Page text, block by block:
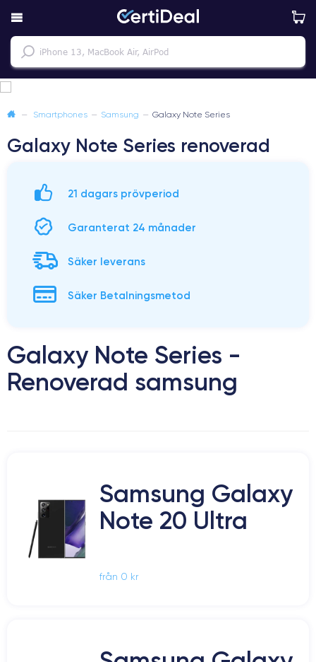
— Smartphones — Samsung — Galaxy Note Series
Galaxy Note Series renoverad
21 dagars prövperiod
Garanterat 24 månader
Säker leverans
Säker Betalningsmetod
Galaxy Note Series -
Renoverad samsung
Samsung Galaxy
Note 20 Ultra
från 0 kr